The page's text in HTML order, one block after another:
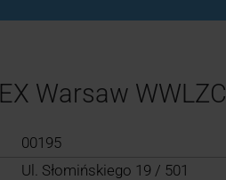
Warsaw WWLZC
00195
Ul. Słomińskiego 19 / 501